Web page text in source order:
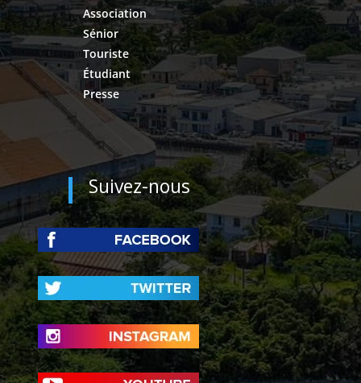
Association
Sénior
Touriste
Étudiant
Presse
Suivez-nous